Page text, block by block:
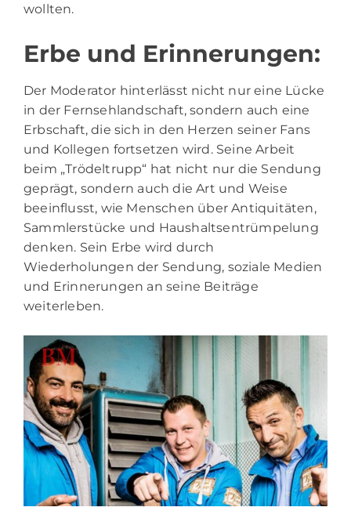
wollten.
Erbe und Erinnerungen:
Der Moderator hinterlässt nicht nur eine Lücke
in der Fernsehlandschaft, sondern auch eine
Erbschaft, die sich in den Herzen seiner Fans
und Kollegen fortsetzen wird. Seine Arbeit
beim „Trödeltrupp“ hat nicht nur die Sendung
geprägt, sondern auch die Art und Weise
beeinflusst, wie Menschen über Antiquitäten,
Sammlerstücke und Haushaltsentrümpelung
denken. Sein Erbe wird durch
Wiederholungen der Sendung, soziale Medien
und Erinnerungen an seine Beiträge
weiterleben.